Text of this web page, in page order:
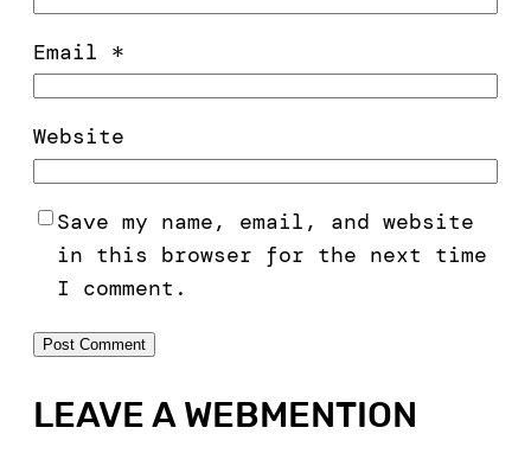
Email *
Website
Save my name, email, and website
in this browser for the next time
I comment.
LEAVE A WEBMENTION